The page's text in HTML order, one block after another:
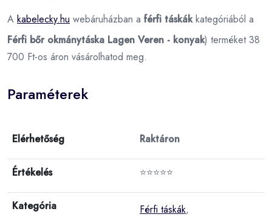
A kabelecky.hu webáruházban a férfi táskákkategóriából a
Férfi bőr okmánytáska Lagen Veren - konyak) terméket 38
700 Ft-os áron vásárolhatod meg.
Paraméterek
Elérhetőség Raktáron
Értékelés ⭐⭐⭐⭐⭐
Kategória Férfi táskák,